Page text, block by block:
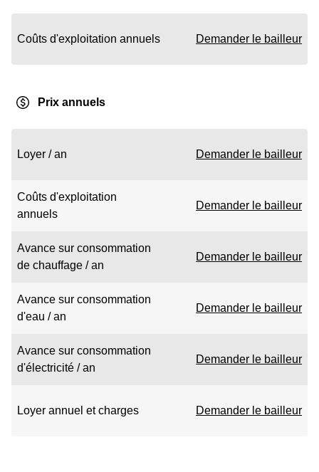
Coûts d'exploitation annuels Demander le bailleur
Prix annuels
Loyer / an Demander le bailleur
Coûts d'exploitation
annuels
Demander le bailleur
Avance sur consommation
de chauffage / an
Demander le bailleur
Avance sur consommation
d'eau / an
Demander le bailleur
Avance sur consommation
d'électricité / an
Demander le bailleur
Loyer annuel et charges Demander le bailleur